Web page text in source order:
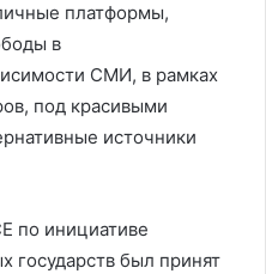
платформы,
в
СМИ, в рамках
под красивыми
источники
по инициативе
государств был принят